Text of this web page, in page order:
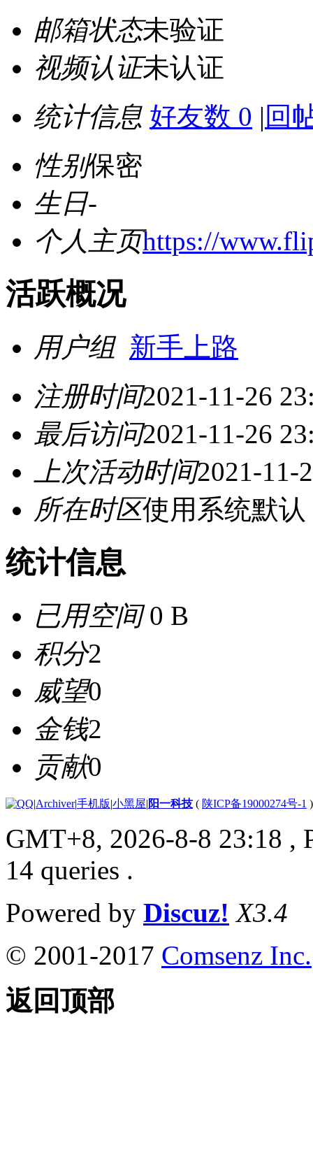
邮箱状态未验证
视频认证未认证
统计信息 好友数 0 | 回
性别保密
生日-
个人主页https://
活跃概况
用户组 新手上路
注册时间2021-11-26
最后访问2021-11-26
上次活动时间2021-11-
所在时区使用系统默认
统计信息
已用空间0 B
积分2
威望0
金钱2
贡献0
|Archiver|手机版|小黑屋| 阳一科技 ( 陕ICP备19000274号-1 )
GMT+8, 2026-8-8 23:18 ,
14 queries .
Powered by Discuz! X3.4
© 2001-2017 Comsenz Inc.
返回顶部